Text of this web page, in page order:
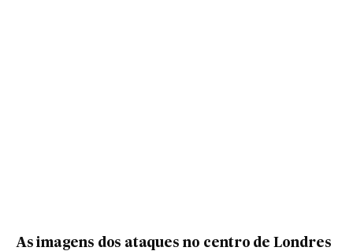
As imagens dos ataques no centro de Londres